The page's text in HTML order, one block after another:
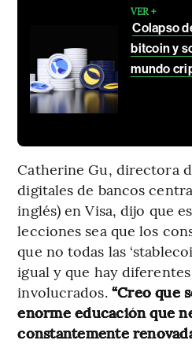
VER +
Colapso
bitcoin y
mundo
Catherine Gu, directora
digitales de bancos
inglés) en Visa, dijo que
lecciones sea que los
que no todas las
igual y que hay
involucrados. “Creo que
enorme educación que
constantemente